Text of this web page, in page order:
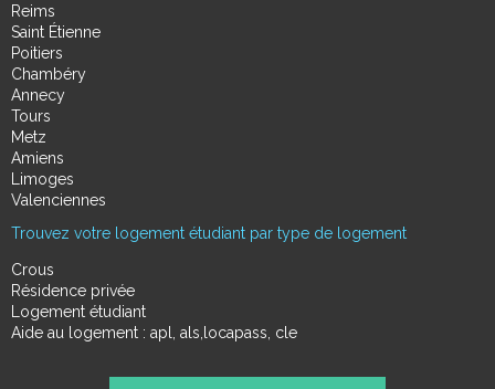
Reims
Saint Étienne
Poitiers
Chambéry
Annecy
Tours
Metz
Amiens
Limoges
Valenciennes
Trouvez votre logement étudiant par type de logement
Crous
Résidence privée
Logement étudiant
Aide au logement : apl, als,locapass, cle